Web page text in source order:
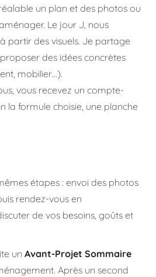
un plan et des photos ou
Le jour J, nous
partir des visuels. Je partage
des idées concrètes
mobilier…).
vous recevez un compte-
la formule choisie, une planche
étapes : envoi des photos
rendez-vous en
de vos besoins, goûts et
un Avant-Projet Sommaire
Après un second